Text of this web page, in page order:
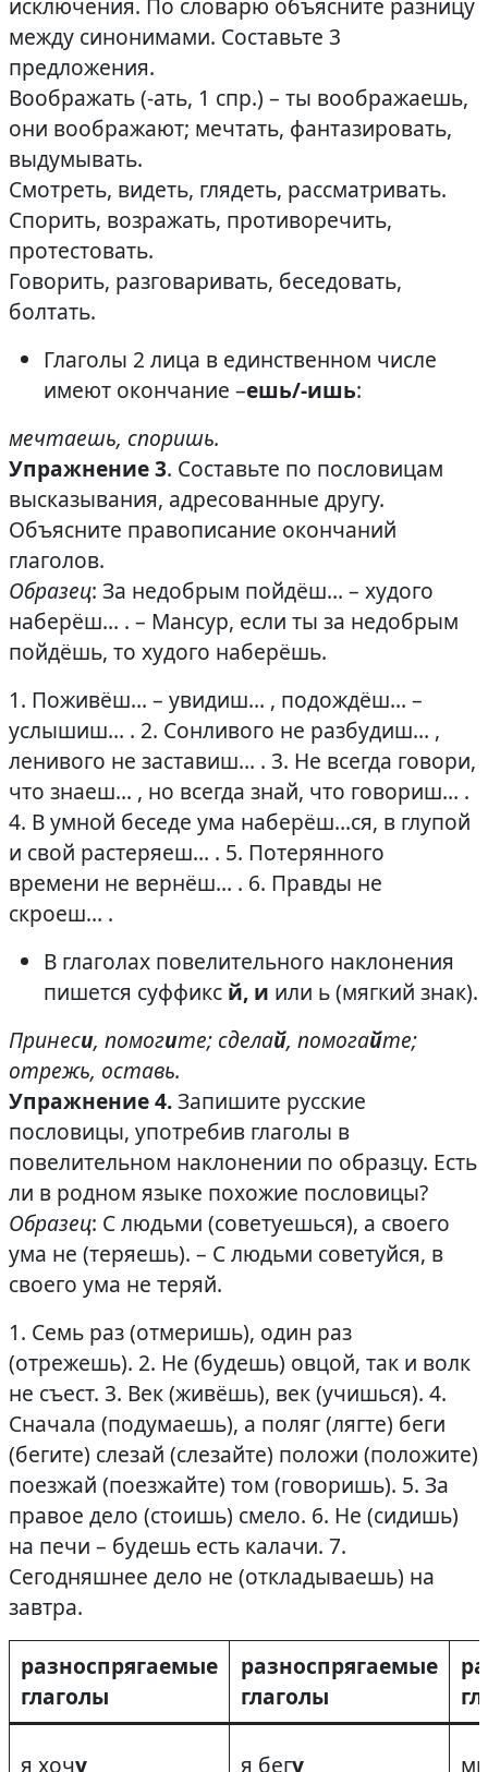
исключения. По словарю объясните разницу
между синонимами. Составьте 3
предложения.
Воображать (-ать, 1 спр.) – ты воображаешь,
они воображают; мечтать, фантазировать,
выдумывать.
Смотреть, видеть, глядеть, рассматривать.
Спорить, возражать, противоречить,
протестовать.
Говорить, разговаривать, беседовать,
болтать.
Глаголы 2 лица в единственном числе
имеют окончание –ешь/-ишь:
мечтаешь, споришь.
Упражнение 3. Составьте по пословицам
высказывания, адресованные другу.
Объясните правописание окончаний
глаголов.
Образец: За недобрым пойдёш… – худого
наберёш… . – Мансур, если ты за недобрым
пойдёшь, то худого наберёшь.
1. Поживёш… – увидиш… , подождёш… –
услышиш… . 2. Сонливого не разбудиш… ,
ленивого не заставиш… . 3. Не всегда говори,
что знаеш… , но всегда знай, что говориш… .
4. В умной беседе ума наберёш…ся, в глупой
и свой растеряеш… . 5. Потерянного
времени не вернёш… . 6. Правды не
скроеш… .
В глаголах повелительного наклонения
пишется суффикс й, и или ь (мягкий знак).
Принеси, помогите; сделай, помогайте;
отрежь, оставь.
Упражнение 4.Запишите русские
пословицы, употребив глаголы в
повелительном наклонении по образцу. Есть
ли в родном языке похожие пословицы?
Образец: С людьми (советуешься), а своего
ума не (теряешь). – С людьми советуйся, в
своего ума не теряй.
1. Семь раз (отмеришь), один раз
(отрежешь). 2. Не (будешь) овцой, так и волк
не съест. 3. Век (живёшь), век (учишься). 4.
Сначала (подумаешь), а поляг (лягте) беги
(бегите) слезай (слезайте) положи (положите)
поезжай (поезжайте) том (говоришь). 5. За
правое дело (стоишь) смело. 6. Не (сидишь)
на печи – будешь есть калачи. 7.
Сегодняшнее дело не (откладываешь) на
завтра.
разноспрягаемые
глаголы
разноспрягаемые
глаголы
я хочу я бегу